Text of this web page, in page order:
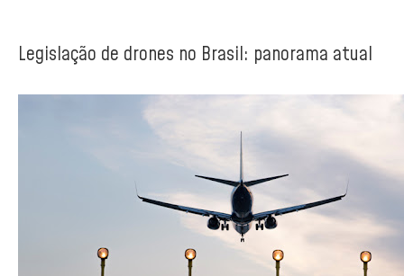
Legislação de drones no Brasil: panorama atual